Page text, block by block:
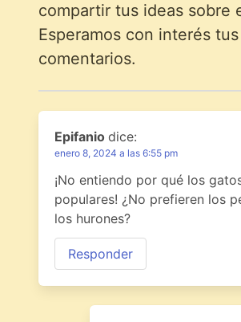
compartir tus ideas sobre
Esperamos con interés tus
comentarios.
Epifanio dice:
enero 8, 2024 a las 6:55 pm
¡No entiendo por qué los
populares! ¿No prefieren los
los hurones?
Responder